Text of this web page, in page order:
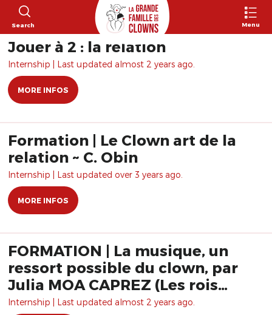
Search Menu
Jouer à 2 : la relation
Internship | Last updated almost 2 years ago.
MORE INFOS
Formation | Le Clown art de la
relation ~ C. Obin
Internship | Last updated over 3 years ago.
MORE INFOS
FORMATION | La musique, un
ressort possible du clown, par
Julia MOA CAPREZ (Les rois
vagabonds)
Internship | Last updated almost 2 years ago.